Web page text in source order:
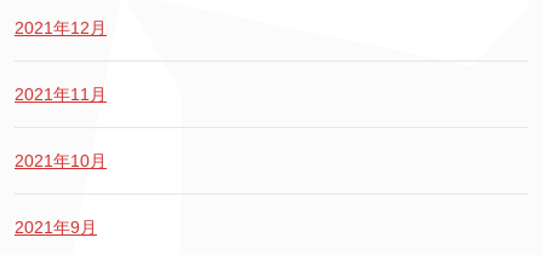
2021年12月
2021年11月
2021年10月
2021年9月